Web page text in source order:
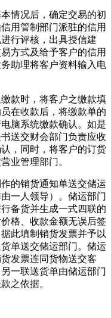
情况后，确定交易的初
用管制部门派驻的信用
行评核，出具授信建
方式及给予客户的信用
助理将客户资料输入电
款时，将客户之缴款填
在收款后，将缴款单的
脑系统缴款确认。如是
送交财会部门负责应收
，同时，将客户的订货
业管理部门。
的销货通知单送交储运
一人领导）。储运部门
备货并生成一式四联的
格、收款金额无误后签
此填制销货发票并予以
单送交储运部门。储运
发票连同货物送交客
一联送货单由储运部门
之依据。